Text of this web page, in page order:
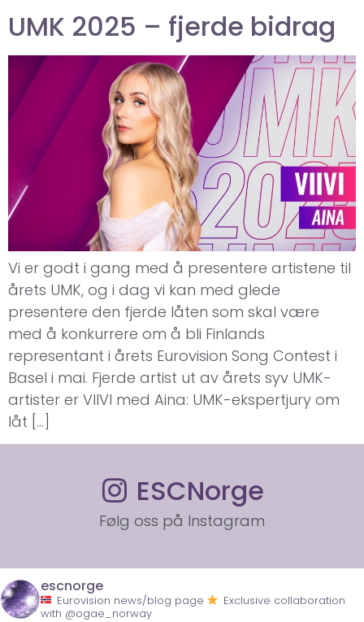
UMK 2025 – fjerde bidrag
Vi er godt i gang med å presentere artistene til
årets UMK, og i dag vi kan med glede
presentere den fjerde låten som skal være
med å konkurrere om å bli Finlands
representant i årets Eurovision Song Contest i
Basel i mai. Fjerde artist ut av årets syv UMK-
artister er VIIVI med Aina: UMK-ekspertjury om
låt […]
ESCNorge
Følg oss på Instagram
escnorge
Eurovision news/blog page
Exclusive collaboration
with @ogae_norway